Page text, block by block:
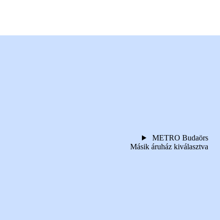
METRO Budaörs
Másik áruház kiválasztva